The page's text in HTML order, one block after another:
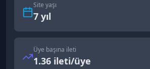
Site yaşı
7 yıl
Üye başına ileti
1.36 ileti/üye